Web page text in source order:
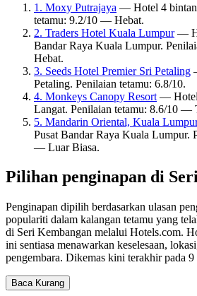
1. Moxy Putrajaya — Hotel 4
tetamu: 9.2/10 — Hebat.
2. Traders Hotel Kuala Lumpur—
Bandar Raya Kuala Lumpur.
Hebat.
3. Seeds Hotel Premier Sri Petaling
Petaling. Penilaian tetamu: 6.8/10.
4. Monkeys Canopy Resort — Hotel
Langat. Penilaian tetamu: 8.6/10 —
5. Mandarin Oriental, Kuala
Pusat Bandar Raya Kuala Lumpur.
— Luar Biasa.
Pilihan penginapan di
Penginapan dipilih berdasarkan ulasan
populariti dalam kalangan tetamu yang
di Seri Kembangan melalui Hotels.com.
ini sentiasa menawarkan keselesaan,
pengembara. Dikemas kini terakhir pada 9
Baca Kurang